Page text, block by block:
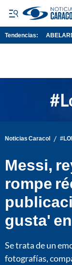
Tendencias:
Noticias Caracol /
Messi,
rompe
gusta'
Se trata de un
fotografías,